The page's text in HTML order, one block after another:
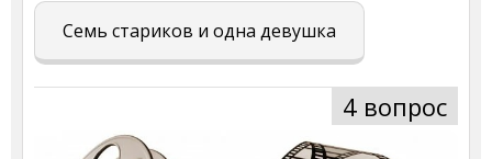
Семь стариков и одна девушка
4 вопрос